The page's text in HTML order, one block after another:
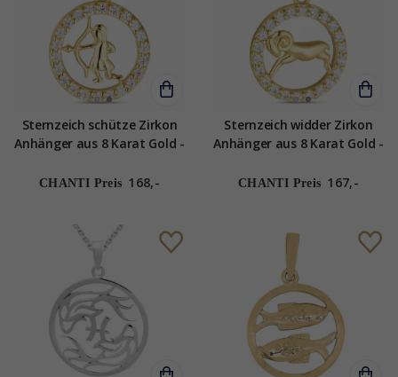
Sternzeich schütze Zirkon
Anhänger aus 8 Karat Gold -
CHANTI Preis 168,-
Sternzeich widder Zirkon
Anhänger aus 8 Karat Gold -
CHANTI Preis 167,-